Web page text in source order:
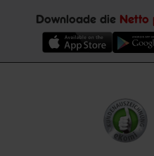
Downloade die Netto
Unsere